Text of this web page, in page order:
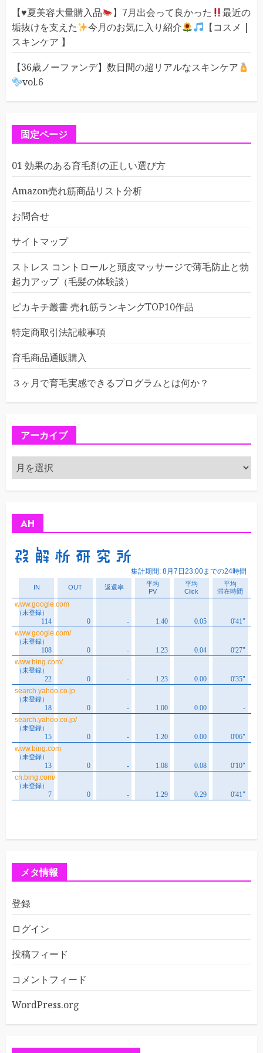
【♥️夏美容大量購入品 】7月出会って良かった
最近の
垢抜けを支えた
今月のお気に入り紹介
【コスメ |
スキンケア 】
【36歳ノーファンデ】数日間の超リアルなスキンケア
vol.6
固定ページ
01 効果のある育毛剤の正しい選び方
Amazon売れ筋商品リスト分析
お問合せ
サイトマップ
ストレス コントロールと頭皮マッサージで薄毛防止と勃
起力アップ（毛髪の体験談）
ピカキチ叢書 売れ筋ランキングTOP10作品
特定商取引法記載事項
育毛商品通販購入
３ヶ月で育毛実感できるプログラムとは何か？
アーカイブ
ア
ー
カ
AH
メタ情報
登録
ログイン
投稿フィード
コメントフィード
WordPress.org